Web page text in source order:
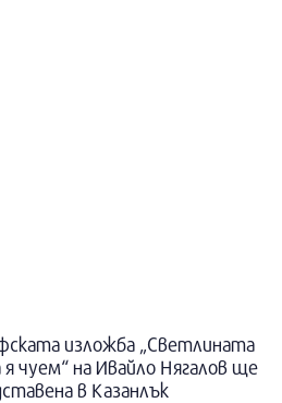
изложба „Светлината
чуем“ на Ивайло Нягалов ще
в Казанлък